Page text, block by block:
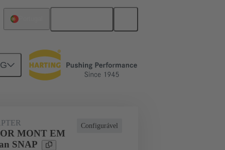
frames 09 00 000 5602
Configurável
MONT EM
SNAP